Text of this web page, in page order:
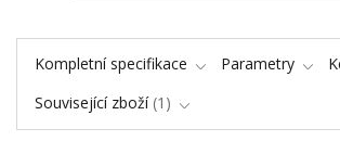
Kompletní specifikace Parametry
Související zboží 1